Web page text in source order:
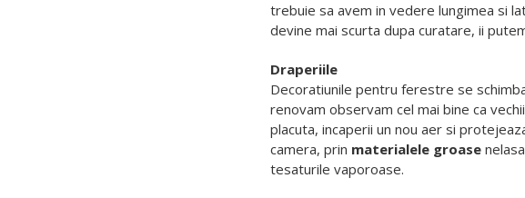
trebuie sa avem in vedere lungimea si
devine mai scurta dupa curatare, ii
Draperiile
Decoratiunile pentru ferestre se
renovam observam cel mai bine ca
placuta, incaperii un nou aer si
camera, prin materialele groase
tesaturile vaporoase.